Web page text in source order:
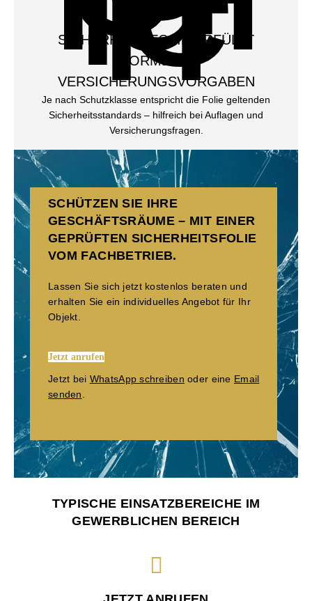
SICHERHEITSFOLIE ERFÜLLT
NORMEN &
VERSICHERUNGSVORGABEN
Je nach Schutzklasse entspricht die Folie geltenden
Sicherheitsstandards – hilfreich bei Auflagen und
Versicherungsfragen.
SCHÜTZEN SIE IHRE
GESCHÄFTSRÄUME – MIT EINER
GEPRÜFTEN SICHERHEITSFOLIE
VOM FACHBETRIEB.
Lassen Sie sich jetzt kostenlos beraten und
erhalten Sie ein individuelles Angebot für Ihr
Objekt.
Jetzt anrufen
Jetzt bei WhatsApp schreiben oder eine Email
senden
TYPISCHE EINSATZBEREICHE IM
GEWERBLICHEN BEREICH